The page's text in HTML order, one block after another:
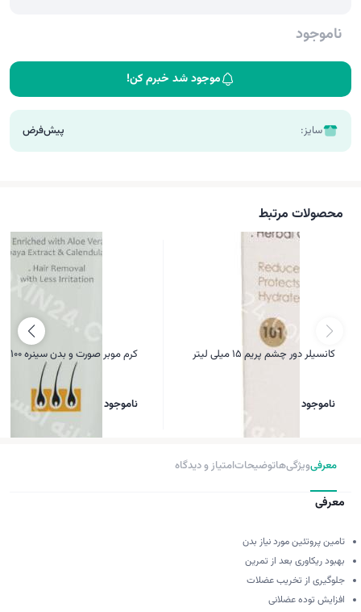
ناموجود
موجود شد خبرم کن!
سایز: پیش‌فرض
محصولات مرتبط
کانسیلر دور چشم پریم ۱۵ میلی لیتر
ناموجود
کرم موبر صورت و بدن سینره 100 میل
ناموجود
معرفیویژگی‌هاتوضیحاتامتیاز و دیدگاه
معرفی
تامین پروتئین مورد نیاز بدن
بهبود ریکاوری بعد از تمرین
جلوگیری از تخریب عضلات
افزایش توده عضلانی